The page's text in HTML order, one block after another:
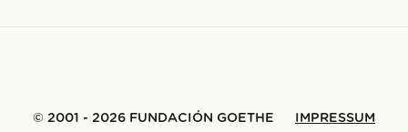
© 2001 - 2026 FUNDACIÓN GOETHE
IMPRESSUM